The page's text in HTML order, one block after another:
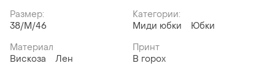
Размер:
38/M/46
Категории:
Миди юбки
Юбки
Материал
Вискоза
Лен
Принт
В горох